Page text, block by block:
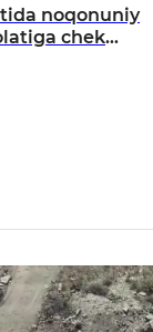
noqonuniy
chek